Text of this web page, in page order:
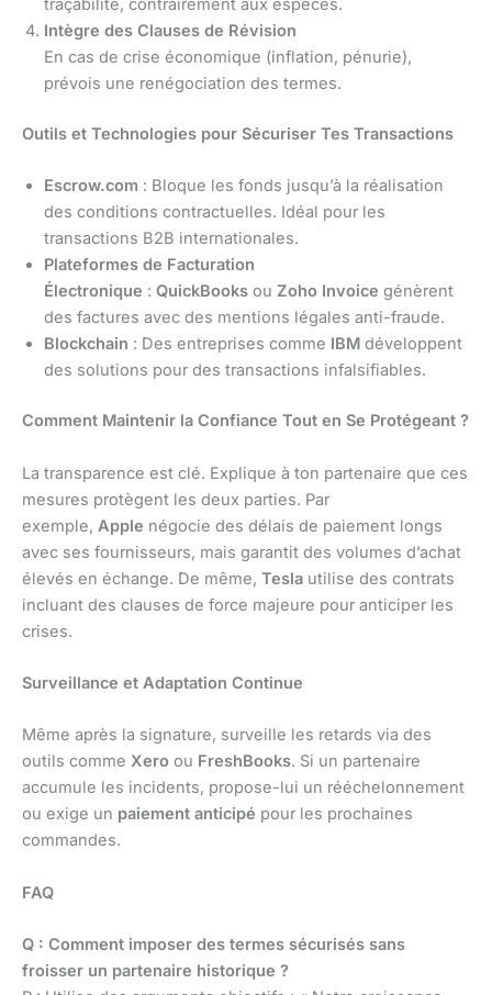
traçabilité, contrairement aux espèces.
Intègre des Clauses de Révision
En cas de crise économique (inflation, pénurie),
prévois une renégociation des termes.
Outils et Technologies pour Sécuriser Tes Transactions
Escrow.com : Bloque les fonds jusqu’à la réalisation
des conditions contractuelles. Idéal pour les
transactions B2B internationales.
Plateformes de Facturation
Électronique : QuickBooks ou Zoho Invoice génèrent
des factures avec des mentions légales anti-fraude.
Blockchain : Des entreprises comme IBM développent
des solutions pour des transactions infalsifiables.
Comment Maintenir la Confiance Tout en Se Protégeant ?
La transparence est clé. Explique à ton partenaire que ces
mesures protègent les deux parties. Par
exemple, Apple négocie des délais de paiement longs
avec ses fournisseurs, mais garantit des volumes d’achat
élevés en échange. De même, Tesla utilise des contrats
incluant des clauses de force majeure pour anticiper les
crises.
Surveillance et Adaptation Continue
Même après la signature, surveille les retards via des
outils comme Xero ou FreshBooks. Si un partenaire
accumule les incidents, propose-lui un rééchelonnement
ou exige un paiement anticipé pour les prochaines
commandes.
FAQ
Q : Comment imposer des termes sécurisés sans
froisser un partenaire historique ?